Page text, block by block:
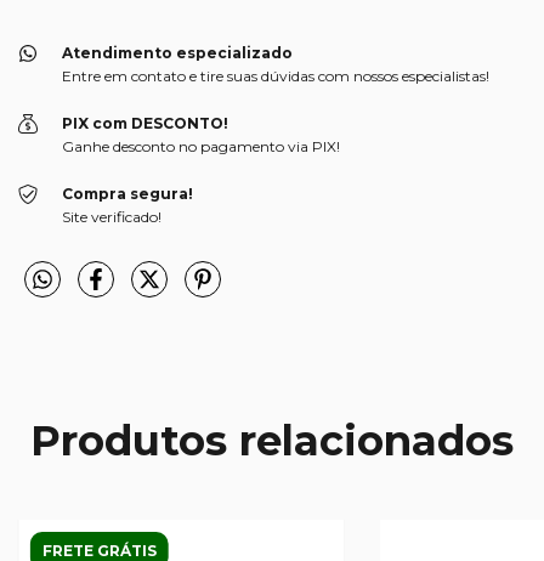
Atendimento especializado
Entre em contato e tire suas dúvidas com nossos especialistas!
PIX com DESCONTO!
Ganhe desconto no pagamento via PIX!
Compra segura!
Site verificado!
Produtos relacionados
FRETE GRÁTIS